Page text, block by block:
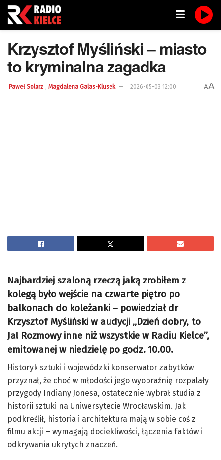
Krzysztof Myśliński – miasto
to kryminalna zagadka
Paweł Solarz , Magdalena Galas-Klusek 2026-05-03 12:00 AA
Najbardziej szaloną rzeczą jaką zrobiłem z
kolegą było wejście na czwarte piętro po
balkonach do koleżanki – powiedział dr
Krzysztof Myśliński w audycji „Dzień dobry, to
Ja! Rozmowy inne niż wszystkie w Radiu Kielce”,
emitowanej w niedzielę po godz. 10.00.
Historyk sztuki i wojewódzki konserwator zabytków
przyznał, że choć w młodości jego wyobraźnię rozpalały
przygody Indiany Jonesa, ostatecznie wybrał studia z
historii sztuki na Uniwersytecie Wrocławskim. Jak
podkreślił, historia i architektura mają w sobie coś z
filmu akcji – wymagają dociekliwości, łączenia faktów i
odkrywania ukrytych znaczeń.